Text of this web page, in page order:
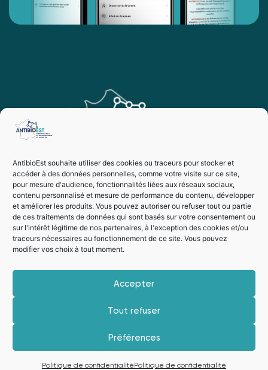
AntibioEst souhaite utiliser des cookies ou traceurs pour stocker et
accéder à des données personnelles, comme votre visite sur ce site,
pour mesure d'audience, fonctionnalités liées aux réseaux sociaux,
contenu personnalisé et mesure de performance du contenu, développer
et améliorer les produits. Vous pouvez autoriser ou refuser tout ou partie
de ces traitements de données qui sont basés sur votre consentement ou
sur l'intérêt légitime de nos partenaires, à l'exception des cookies et/ou
traceurs nécessaires au fonctionnement de ce site. Vous pouvez
modifier vos choix à tout moment.
Accepter
Tout refuser
Préférences
Politique de confidentialitéPolitique de confidentialité
Vie privée
Mentions légales
Je m'inscris à la newsletter